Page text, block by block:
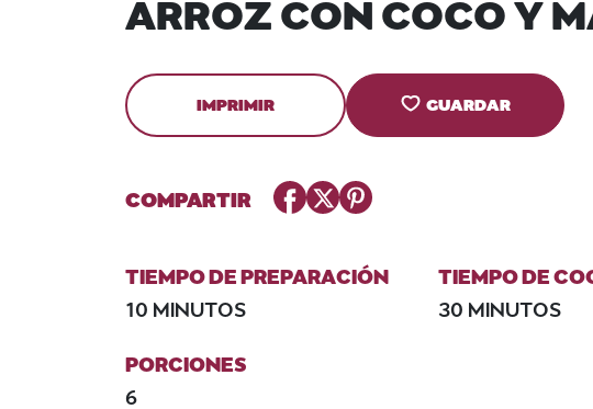
IMPRIMIR GUARDAR
COMPARTIR Facebook
TwitterPinterest
TIEMPO DE PREPARACIÓN
10 MINUTOS
TIEMPO DE
30 MINUTOS
PORCIONES
6